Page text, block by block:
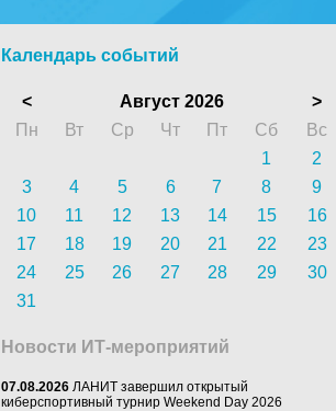
Календарь событий
< Август 2026
>
Пн
Вт Ср Чт Пт Сб
Вс
1
2
3
4 5 6 7 8
9
10
11 12 13 14 15
16
17
18 19 20 21 22
23
24
25 26 27 28 29
30
31
Новости ИТ-мероприятий
07.08.2026 ЛАНИТ завершил открытый
киберспортивный турнир Weekend Day 2026